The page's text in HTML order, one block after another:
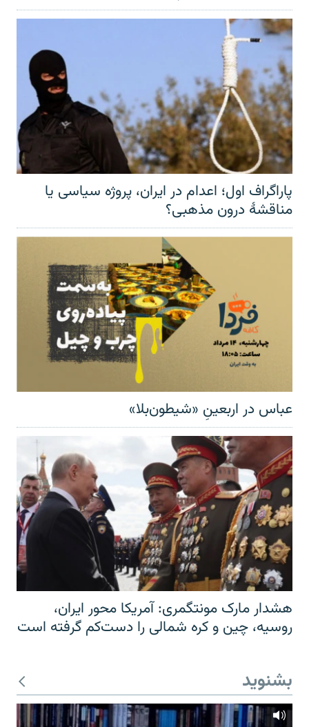
پاراگراف اول؛ اعدام در ایران، پروژه سیاسی یا
مناقشهٔ درون مذهبی؟
عباس در اربعینِ «شیطون‌بلا»
هشدار مارک مونتگمری: آمریکا محور ایران،
روسیه، چین و کره شمالی را دست‌کم گرفته است
بشنوید